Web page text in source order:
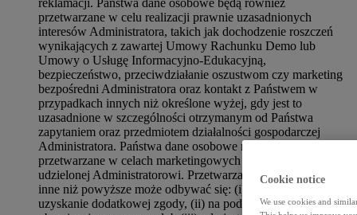
przetwarzane w celu realizacji prawnie uzasadnionych
interesów Administratora, takich jak dochodzenie roszczeń
wynikających z zawartej Umowy Rachunku Demo lub
Umowy o Usługę Informacyjno-Edukacyjną,
bezpieczeństwo, przeciwdziałanie oszustwom czy marketing
bezpośredni Administratora oraz kontakt z Państwem w
przypadkach innych niż określone wyżej, gdy jest to
uzasadnione w szczególności otrzymanym od Państwa
zapytaniem oraz przedmiotem działalności gospodarczej
Administratora. Państwa dane osobowe mogą również być
przetwarzane w celach marketingowych na podstawie zgody
udzielonej Administratorowi. Przetwarzanie danych w celach
inne niż powyższe może odbywać się: (i) w oparciu o
uzyskanie dodatkowej zgody, (ii) na podstawie
Cookie notice
We use cookies and